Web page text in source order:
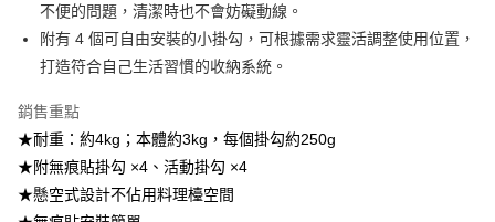
由本公司與您本人進行分期帳單所需資料之確認、核對及更正。
3.完整用戶服務條款，請詳閱以下連結：https://oppay.tw/userRule
不便的問題，清潔時也不會妨礙動線。
附有 4 個可自由安裝的小掛勾，可根據需求靈活調整使用位置，
打造符合自己生活習慣的收納系統。
銷售重點
★耐重：約4kg；本體約3kg，每個掛勾約250g
★附無痕貼掛勾 ×4、活動掛勾 ×4
★懸空式設計不佔用料理檯空間